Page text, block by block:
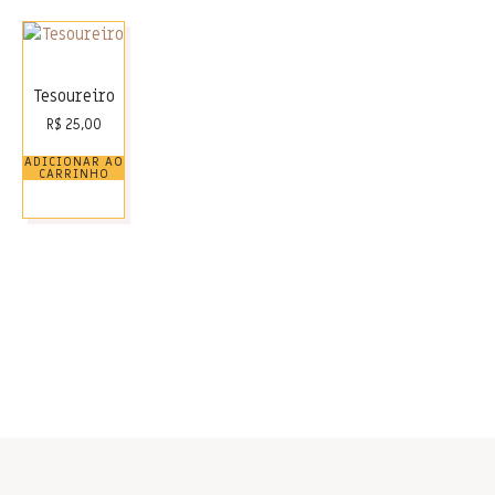
Tesoureiro
R$ 25,00
ADICIONAR AO
CARRINHO